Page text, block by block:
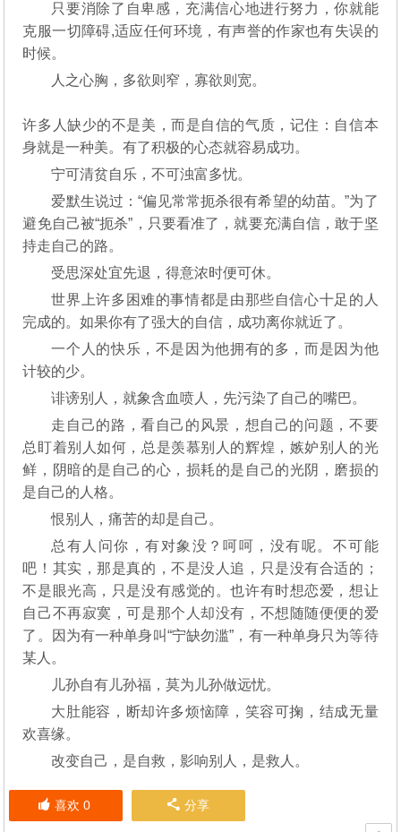
只要消除了自卑感，充满信心地进行努力，你就能
克服一切障碍,适应任何环境，有声誉的作家也有失误的
时候。
人之心胸，多欲则窄，寡欲则宽。
许多人缺少的不是美，而是自信的气质，记住：自信本
身就是一种美。有了积极的心态就容易成功。
宁可清贫自乐，不可浊富多忧。
爱默生说过：“偏见常常扼杀很有希望的幼苗。”为了
避免自己被“扼杀”，只要看准了，就要充满自信，敢于坚
持走自己的路。
受思深处宜先退，得意浓时便可休。
世界上许多困难的事情都是由那些自信心十足的人
完成的。如果你有了强大的自信，成功离你就近了。
一个人的快乐，不是因为他拥有的多，而是因为他
计较的少。
诽谤别人，就象含血喷人，先污染了自己的嘴巴。
走自己的路，看自己的风景，想自己的问题，不要
总盯着别人如何，总是羡慕别人的辉煌，嫉妒别人的光
鲜，阴暗的是自己的心，损耗的是自己的光阴，磨损的
是自己的人格。
恨别人，痛苦的却是自己。
总有人问你，有对象没？呵呵，没有呢。不可能
吧！其实，那是真的，不是没人追，只是没有合适的；
不是眼光高，只是没有感觉的。也许有时想恋爱，想让
自己不再寂寞，可是那个人却没有，不想随随便便的爱
了。因为有一种单身叫“宁缺勿滥”，有一种单身只为等待
某人。
儿孙自有儿孙福，莫为儿孙做远忧。
大肚能容，断却许多烦恼障，笑容可掬，结成无量
欢喜缘。
改变自己，是自救，影响别人，是救人。
喜欢 0 分享